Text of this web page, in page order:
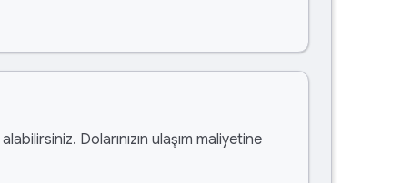
alabilirsiniz. Dolarınızın ulaşım maliyetine